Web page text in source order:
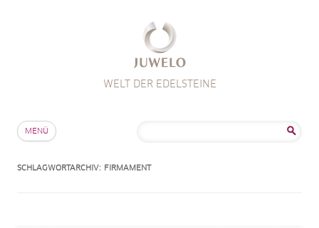
WELT DER EDELSTEINE
MENÜ
SCHLAGWORTARCHIV: FIRMAMENT